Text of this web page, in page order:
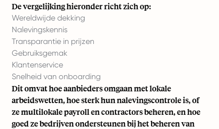
De vergelijking hieronder richt zich op:
Wereldwijde dekking
Nalevingskennis
Transparantie in prijzen
Gebruiksgemak
Klantenservice
Snelheid van onboarding
Dit omvat hoe aanbieders omgaan met lokale
arbeidswetten, hoe sterk hun nalevingscontrole is, of
ze multilokale payroll en contractors beheren, en hoe
goed ze bedrijven ondersteunen bij het beheren van